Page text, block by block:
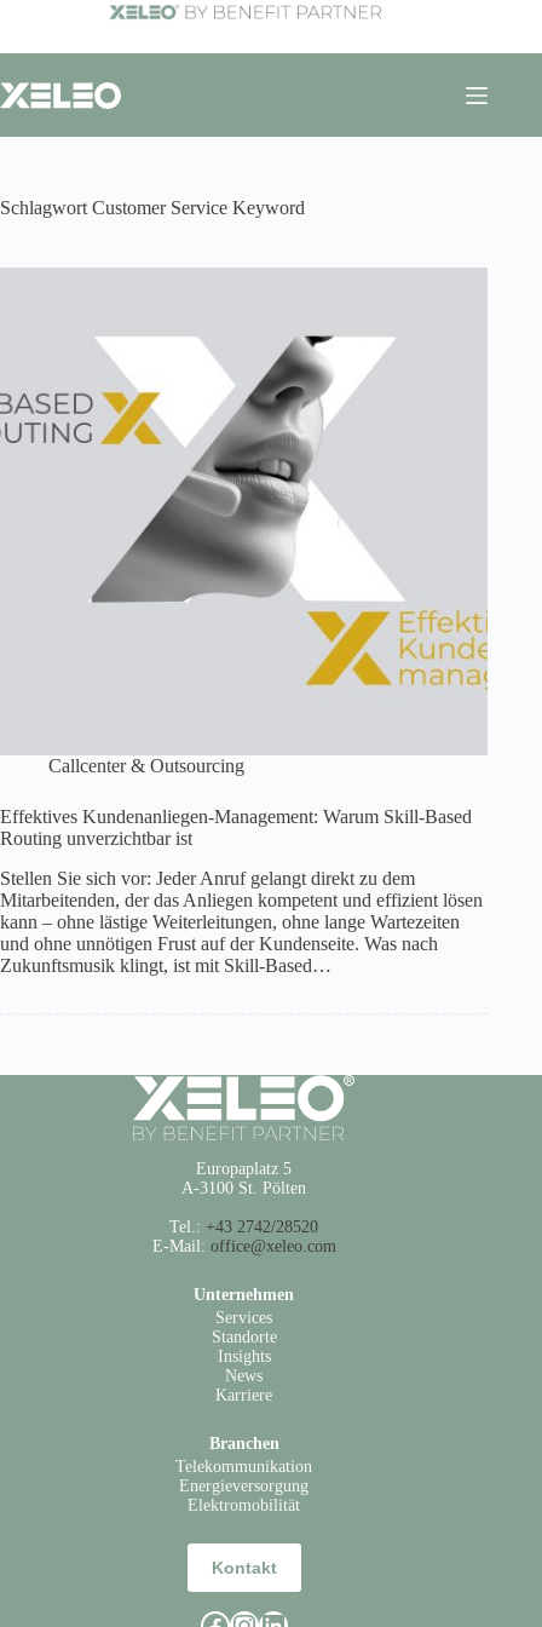
springen
Schlagwort Customer Service Keyword
Callcenter & Outsourcing
Effektives Kundenanliegen-Management: Warum Skill-Based
Routing unverzichtbar ist
Stellen Sie sich vor: Jeder Anruf gelangt direkt zu dem
Mitarbeitenden, der das Anliegen kompetent und effizient lösen
kann – ohne lästige Weiterleitungen, ohne lange Wartezeiten
und ohne unnötigen Frust auf der Kundenseite. Was nach
Zukunftsmusik klingt, ist mit Skill-Based…
Europaplatz 5
A-3100 St. Pölten
Tel.: +43 2742/28520
E-Mail: office@xeleo.com
Unternehmen
Services
Standorte
Insights
News
Karriere
Branchen
Telekommunikation
Energieversorgung
Elektromobilität
Kontakt